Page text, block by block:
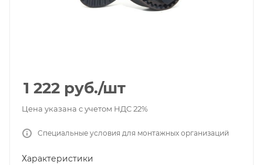
1 222 руб./шт
Цена указана с учетом НДС 22%
Специальные условия для монтажных организаций
Характеристики